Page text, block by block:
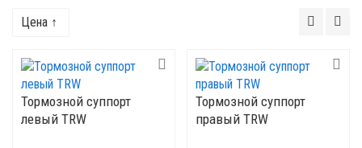
Цена ↑
Тормозной суппорт
левый TRW
Тормозной суппорт
правый TRW